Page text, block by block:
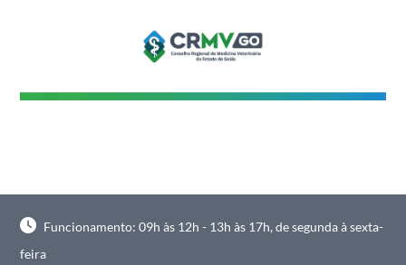
Funcionamento: 09h às 12h - 13h às 17h, de segunda à sexta-
feira